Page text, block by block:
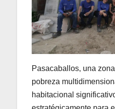
Pasacaballos, una
pobreza
habitacional